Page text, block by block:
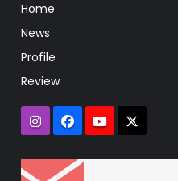
Home
News
Profile
Review